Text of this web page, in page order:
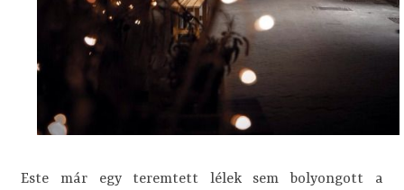
Este már egy teremtett lélek sem bolyongott a